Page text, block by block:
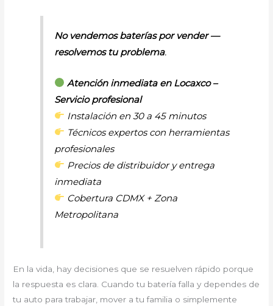
No vendemos baterías por vender —
resolvemos tu problema.
Atención inmediata en Locaxco –
Servicio profesional
Instalación en 30 a 45 minutos
Técnicos expertos con herramientas
profesionales
Precios de distribuidor y entrega
inmediata
Cobertura CDMX + Zona
Metropolitana
En la vida, hay decisiones que se resuelven rápido porque
la respuesta es clara. Cuando tu batería falla y dependes de
tu auto para trabajar, mover a tu familia o simplemente